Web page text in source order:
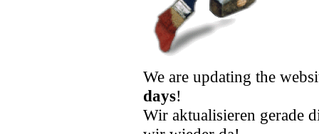
We are updating the
days!
Wir aktualisieren gerade